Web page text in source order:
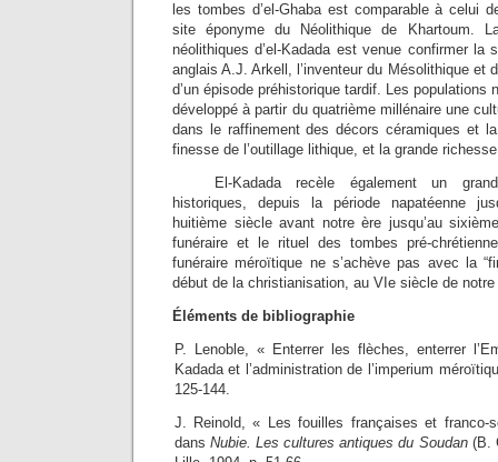
les tombes d’el-Ghaba est comparable à celui
site éponyme du Néolithique de Khartoum.
néolithiques d’el-Kadada est venue confirmer la
anglais A.J. Arkell, l’inventeur du Mésolithique et
d’un épisode préhistorique tardif. Les populations
développé à partir du quatrième millénaire une
dans le raffinement des décors céramiques et
finesse de l’outillage lithique, et la grande
El-Kadada recèle également un
historiques, depuis la période napatéenne
huitième siècle avant notre ère jusqu’au
funéraire et le rituel des tombes pré-
funéraire méroïtique ne s’achève pas avec la
début de la christianisation, au VIe siècle de notre
Éléments de bibliographie
P. Lenoble, « Enterrer les flèches, enterrer
Kadada et l’administration de l’imperium
125-144.
J. Reinold, « Les fouilles françaises et franco-
dans Nubie. Les cultures antiques du Soudan(B.